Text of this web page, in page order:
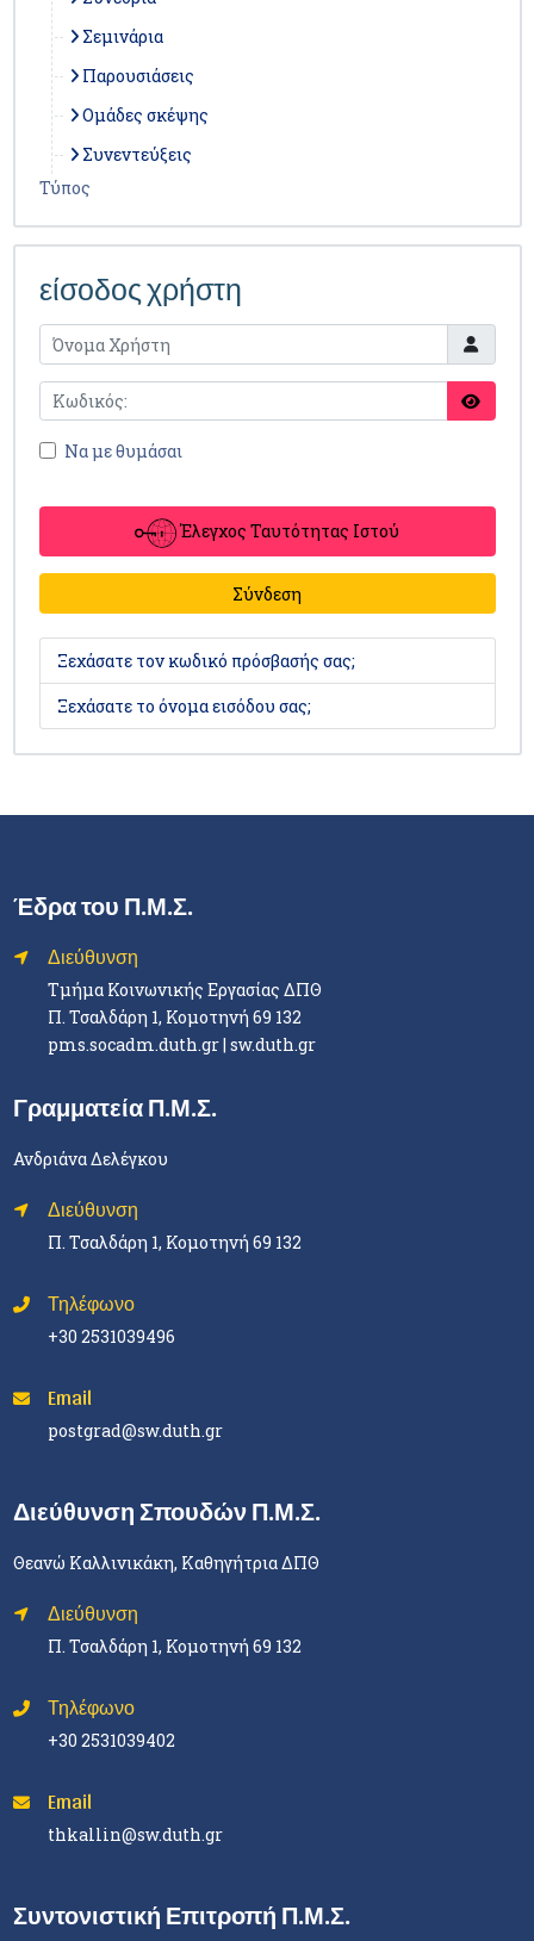
Σεμινάρια
Παρουσιάσεις
Ομάδες σκέψης
Συνεντεύξεις
Τύπος
είσοδος χρήστη
Να με θυμάσαι
Έλεγχος Ταυτότητας Ιστού
Σύνδεση
Ξεχάσατε τον κωδικό πρόσβασής σας;
Ξεχάσατε το όνομα εισόδου σας;
Έδρα του Π.Μ.Σ.
Διεύθυνση
Τμήμα Κοινωνικής Εργασίας ΔΠΘ
Π. Τσαλδάρη 1, Κομοτηνή 69 132
pms.socadm.duth.gr| sw.duth.gr
Γραμματεία Π.Μ.Σ.
Ανδριάνα Δελέγκου
Διεύθυνση
Π. Τσαλδάρη 1, Κομοτηνή 69 132
Τηλέφωνο
+30 2531039496
Email
postgrad@sw.duth.gr
Διεύθυνση Σπουδών Π.Μ.Σ.
Θεανώ Καλλινικάκη, Καθηγήτρια ΔΠΘ
Διεύθυνση
Π. Τσαλδάρη 1, Κομοτηνή 69 132
Τηλέφωνο
+30 2531039402
Email
thkallin@sw.duth.gr
Συντονιστική Επιτροπή Π.Μ.Σ.